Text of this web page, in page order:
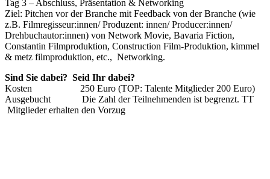
Tag 3 – Abschluss, Präsentation & Networking
Ziel: Pitchen vor der Branche mit Feedback von der Branche (wie
z.B. Filmregisseur:innen/ Produzent: innen/ Producer:innen/
Drehbuchautor:innen) von Network Movie, Bavaria Fiction,
Constantin Filmproduktion, Construction Film-Produktion, kimmel
& metz filmproduktion, etc., Networking.
Sind Sie dabei? Seid Ihr dabei?
Kosten 250 Euro (TOP: Talente Mitglieder 200 Euro)
Ausgebucht Die Zahl der Teilnehmenden ist begrenzt. TT
Mitglieder erhalten den Vorzug